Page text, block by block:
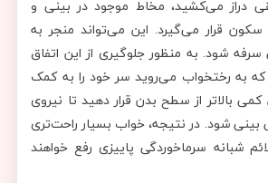
دراز می‌کشید، مخاط موجود در بینی و
قرار می‌گیرد. این می‌تواند منجر به
شود. به منظور جلوگیری از این اتفاق
به رختخواب می‌روید سر خود را به کمک
بالاتر از سطح بدن قرار دهید تا نیروی
بینی شود. در نتیجه، خواب بسیار راحت‌تری
شبانه سرماخوردگی پاییزی رفع خواهند